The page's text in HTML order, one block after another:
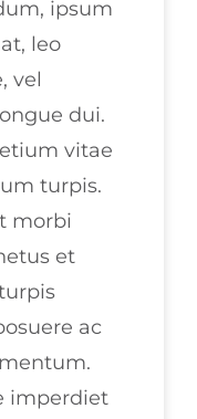
ipsum
leo
vel
dui.
vitae
turpis.
morbi
et
ac
imperdiet